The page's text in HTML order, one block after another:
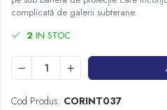
Spiritualitate/Ezoterism
complicată de galerii subterane.
2 IN STOC
Cod Produs: CORINT037